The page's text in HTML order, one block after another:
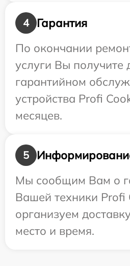
4
Гарантия
По окончании
услуги Вы получите
гарантийном
устройства Profi
месяцев.
5
Мы сообщим Вам о
Вашей техники Profi
организуем
место и время.